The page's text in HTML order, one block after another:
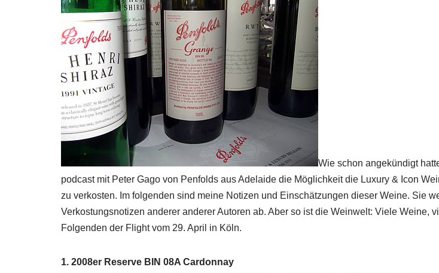
Wie schon angekündigt
podcast mit Peter Gago von Penfolds aus Adelaide die Möglichkeit die Luxury & Icon
zu verkosten. Im folgenden sind meine Notizen und Einschätzungen dieser Weine. Sie
Verkostungsnotizen anderer anderer Autoren ab. Aber so ist die Weinwelt: Viele Weine,
Folgenden der Flight vom 29. April in Köln.
1. 2008er Reserve BIN 08A Cardonnay